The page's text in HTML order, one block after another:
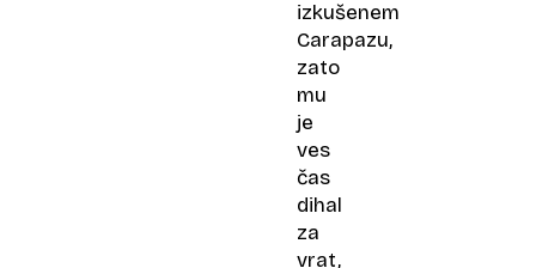
izkušenem
Carapazu,
zato
mu
je
ves
čas
dihal
za
vrat,